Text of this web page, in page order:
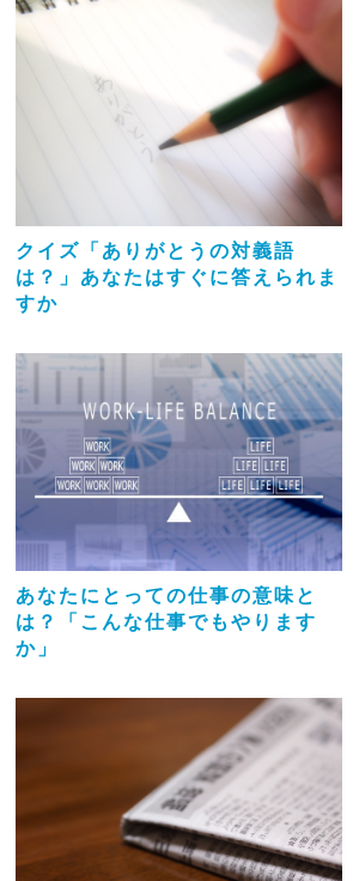
クイズ「ありがとうの対義語
は？」あなたはすぐに答えられま
すか
あなたにとっての仕事の意味と
は？「こんな仕事でもやります
か」